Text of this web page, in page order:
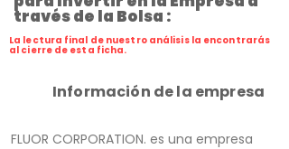
través de la Bolsa :
La lectura final de nuestro análisis la encontrarás
al cierre de esta ficha.
Información de la empresa
FLUOR CORPORATION. es una empresa